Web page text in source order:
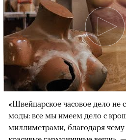
«Швейцарское часовое дело не
моды: все мы имеем дело с
миллиметрами, благодаря чему